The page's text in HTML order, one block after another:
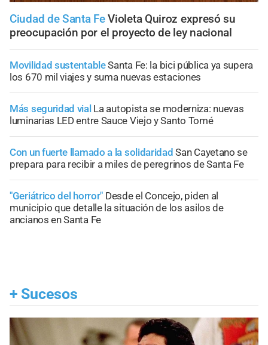
Ciudad de Santa Fe Violeta Quiroz expresó su
preocupación por el proyecto de ley nacional
Movilidad sustentableSanta Fe: la bici pública ya supera
los 670 mil viajes y suma nuevas estaciones
Más seguridad vial La autopista se moderniza: nuevas
luminarias LED entre Sauce Viejo y Santo Tomé
Con un fuerte llamado a la solidaridad San Cayetano se
prepara para recibir a miles de peregrinos de Santa Fe
"Geriátrico del horror" Desde el Concejo, piden al
municipio que detalle la situación de los asilos de
ancianos en Santa Fe
+ Sucesos